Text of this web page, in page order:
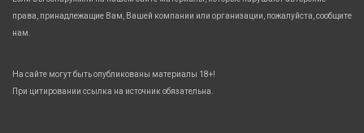
права, принадлежащие Вам, Вашей компании или организации, пожалуйста, сообщите
нам.
На сайте могут быть опубликованы материалы 18+!
При цитировании ссылка на источник обязательна.